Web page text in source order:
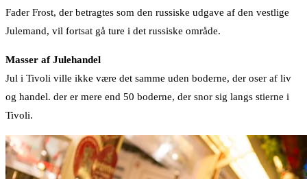
Fader Frost, der betragtes som den russiske udgave af den vestlige
Julemand, vil fortsat gå ture i det russiske område.
Masser af Julehandel
Jul i Tivoli ville ikke være det samme uden boderne, der oser af liv
og handel. der er mere end 50 boderne, der snor sig langs stierne i
Tivoli.